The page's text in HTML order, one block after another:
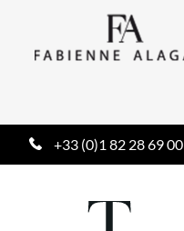
+33 (0)1 82 28 69 00